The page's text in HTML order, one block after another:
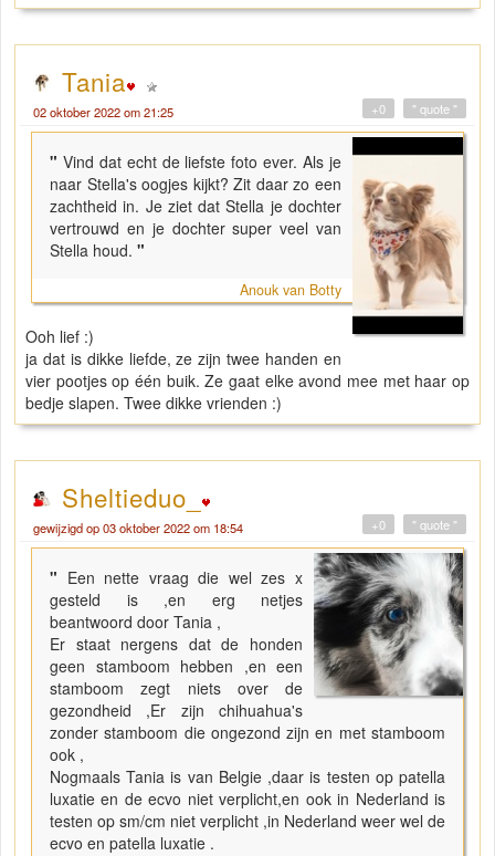
Tania
02 oktober 2022 om 21:25 " quote "
+0
" Vind dat echt de liefste foto ever. Als je
naar Stella's oogjes kijkt? Zit daar zo een
zachtheid in. Je ziet dat Stella je dochter
vertrouwd en je dochter super veel van
Stella houd. "
Anouk van Botty
Ooh lief :)
ja dat is dikke liefde, ze zijn twee handen en
vier pootjes op één buik. Ze gaat elke avond mee met haar op
bedje slapen. Twee dikke vrienden :)
Sheltieduo_
gewijzigd op 03 oktober 2022 om 18:54 " quote "
+0
" Een nette vraag die wel zes x
gesteld is ,en erg netjes
beantwoord door Tania ,
Er staat nergens dat de honden
geen stamboom hebben ,en een
stamboom zegt niets over de
gezondheid ,Er zijn chihuahua's
zonder stamboom die ongezond zijn en met stamboom
ook ,
Nogmaals Tania is van Belgie ,daar is testen op patella
luxatie en de ecvo niet verplicht,en ook in Nederland is
testen op sm/cm niet verplicht ,in Nederland weer wel de
ecvo en patella luxatie .